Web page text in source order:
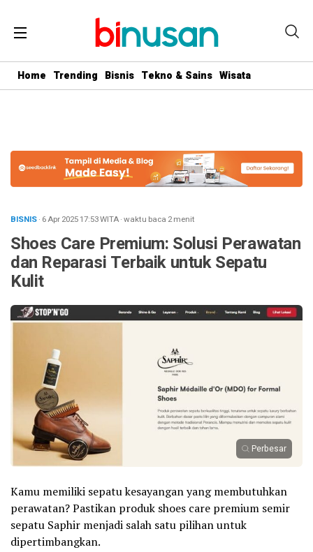
center} #geserkiri, #geserkanan { display: none } .totalpembaca {
display: none }
Home Trending Bisnis Tekno & Sains Wisata
BISNIS· 6 Apr 202517:53WITA·waktu baca 2 menit
Shoes Care Premium: Solusi Perawatan
dan Reparasi Terbaik untuk Sepatu
Kulit
Perbesar
Kamu memiliki sepatu kesayangan yang membutuhkan
perawatan? Pastikan produk shoes care premium semir
sepatu Saphir menjadi salah satu pilihan untuk
dipertimbangkan.